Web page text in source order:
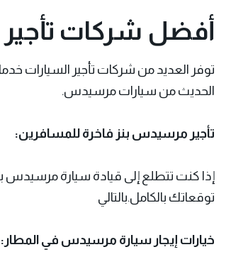
أفضل شركات
توفر العديد من شركات تأجير السيارات
الحديث من سيارات مرسيدس.
تأجير مرسيدس بنز فاخرة للمسافرين:
إذا كنت تتطلع إلى قيادة سيارة مرسيدس
توقعاتك بالكامل.بالتالي
خيارات إيجار سيارة مرسيدس في المطار: